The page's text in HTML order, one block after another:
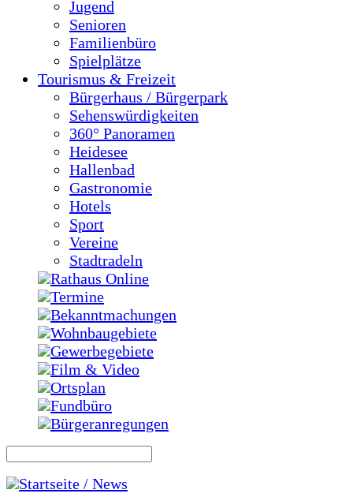
Jugend
Senioren
Familienbüro
Spielplätze
Tourismus & Freizeit
Bürgerhaus / Bürgerpark
Sehenswürdigkeiten
360° Panoramen
Heidesee
Hallenbad
Gastronomie
Hotels
Sport
Vereine
Stadtradeln
Rathaus Online
Termine
Bekanntmachungen
Wohnbaugebiete
Gewerbegebiete
Film & Video
Ortsplan
Fundbüro
Bürgeranregungen
Startseite / News